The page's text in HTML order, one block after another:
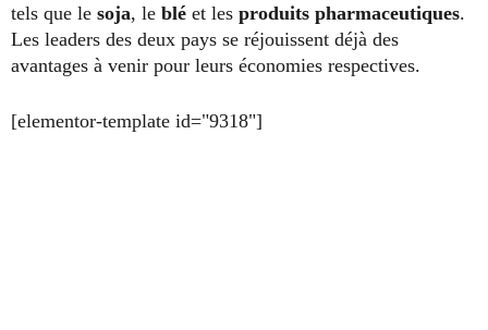
tels que le soja, le blé et les produits pharmaceutiques.
Les leaders des deux pays se réjouissent déjà des
avantages à venir pour leurs économies respectives.
[elementor-template id="9318"]